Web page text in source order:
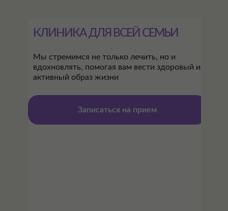
КЛИНИКА ДЛЯ ВСЕЙ СЕМЬИ
Мы стремимся не только лечить, но и
вдохновлять, помогая вам вести здоровый и
активный образ жизни
Записаться на прием